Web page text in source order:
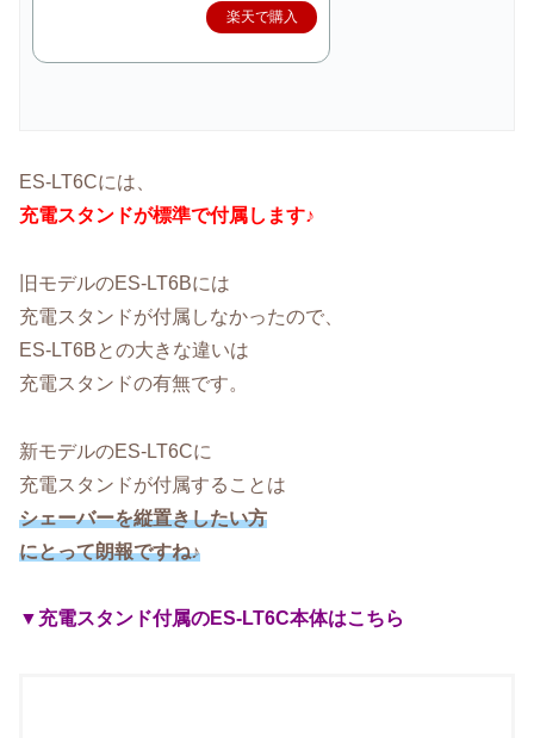
楽天で購入
ES-LT6Cには、
充電スタンドが標準で付属します♪
旧モデルのES-LT6Bには
充電スタンドが付属しなかったので、
ES-LT6Bとの大きな違いは
充電スタンドの有無です。
新モデルのES-LT6Cに
充電スタンドが付属することは
シェーバーを縦置きしたい方
にとって朗報ですね♪
▼充電スタンド付属のES-LT6C本体はこちら